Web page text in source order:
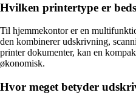
Hvilken printertype er
Til hjemmekontor er en
den kombinerer udskrivning,
printer dokumenter, kan en
økonomisk.
Hvor meget betyder